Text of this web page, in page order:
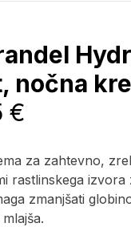
nočna
za zahtevno,
rastlinskega
zmanjšati
€